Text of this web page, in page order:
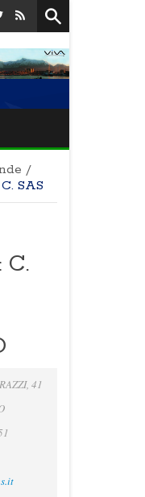
/
SAS
41